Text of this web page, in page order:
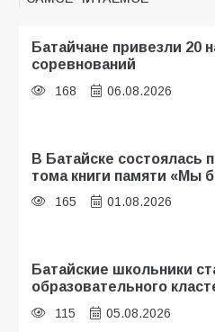
Батайчане привезли 20
соревнований
168 06.08.2026
В Батайске состоялась
тома книги памяти «Мы
165 01.08.2026
Батайские школьники
образовательного
115 05.08.2026